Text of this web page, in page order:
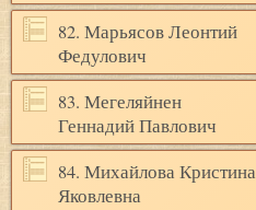
82. Марьясов Леонтий
Федулович
83. Мегеляйнен
Геннадий Павлович
84. Михайлова Кристина
Яковлевна